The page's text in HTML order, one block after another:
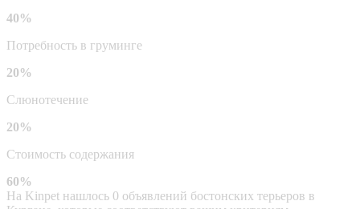
40%
Потребность в груминге
20%
Слюнотечение
20%
Стоимость содержания
60%
На Kinpet нашлось 0 объявлений бостонских терьеров в